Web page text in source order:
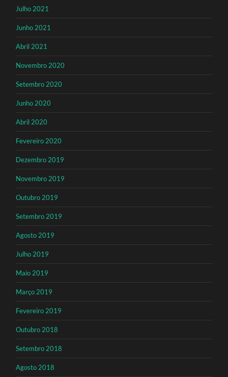
Julho 2021
Junho 2021
Abril 2021
Novembro 2020
Setembro 2020
Junho 2020
Abril 2020
Fevereiro 2020
Dezembro 2019
Novembro 2019
Outubro 2019
Setembro 2019
Agosto 2019
Julho 2019
Maio 2019
Março 2019
Fevereiro 2019
Outubro 2018
Setembro 2018
Agosto 2018